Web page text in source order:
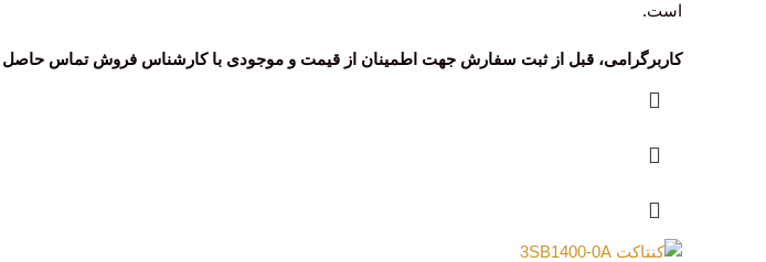
است.
کاربرگرامی، قبل از ثبت سفارش جهت اطمینان از قیمت و موجودی با کارشناس فروش تماس حاصل فرمایید. تلفن: 45-